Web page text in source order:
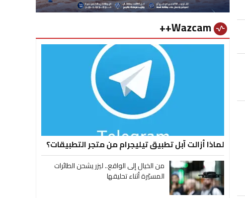
vital_signs
لماذا أزالت آبل تطبيق تيليجرام من متجر التطبيقات؟
من الخيال إلى الواقع.. ليزر يشحن الطائرات
المسيّرة أثناء تحليقها